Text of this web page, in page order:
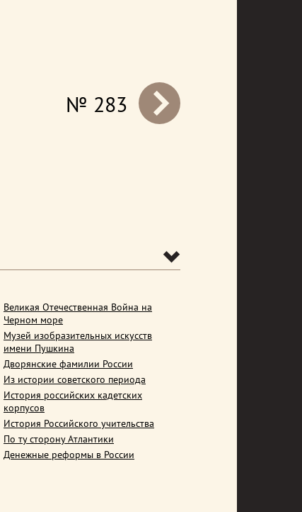
prev
№ 283
Великая Отечественная Война на
Черном море
Музей изобразительных искусств
имени Пушкина
Дворянские фамилии России
Из истории советского периода
История российских кадетских
корпусов
История Российского учительства
По ту сторону Атлантики
Денежные реформы в России